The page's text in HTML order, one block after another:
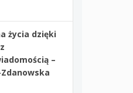
życia dzięki
–